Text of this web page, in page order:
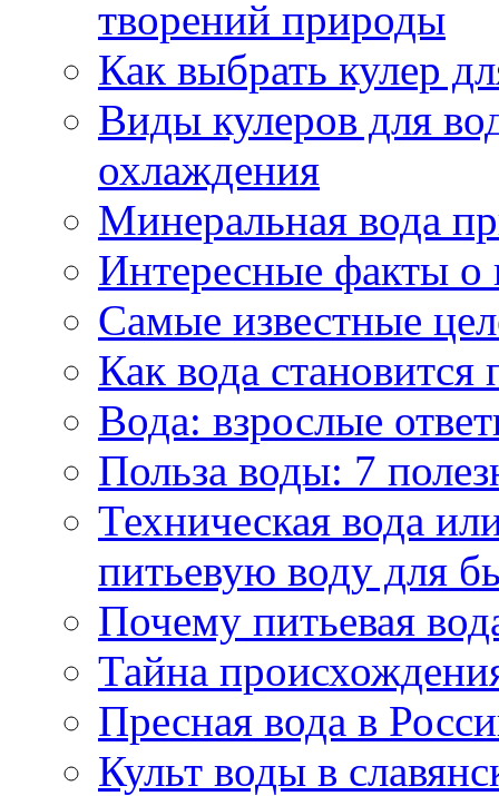
творений природы
Как выбрать кулер
Виды кулеров для
охлаждения
Минеральная вода
Интересные факты о
Самые известные
Как вода становится
Вода: взрослые
Польза воды: 7
Техническая вода
питьевую воду для
Почему питьевая
Тайна
Пресная вода в
Культ воды в